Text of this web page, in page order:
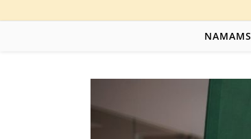
NAMAMS